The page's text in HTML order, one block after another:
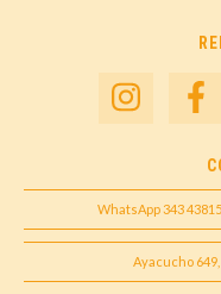
WhatsApp 343
Ayacucho